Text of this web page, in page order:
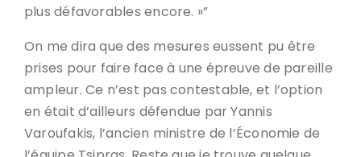
plus défavorables encore. »”
On me dira que des mesures eussent pu être
prises pour faire face à une épreuve de pareille
ampleur. Ce n’est pas contestable, et l’option
en était d’ailleurs défendue par Yannis
Varoufakis, l’ancien ministre de l’Économie de